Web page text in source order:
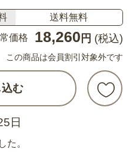
送料無料
価格
18,260 円 (税込)
この商品は会員割引対象外です
む
日
た。